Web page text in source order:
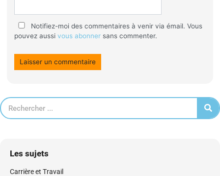
Notifiez-moi des commentaires à venir via émail. Vous
pouvez aussi vous abonnersans commenter.
Les sujets
Carrière et Travail